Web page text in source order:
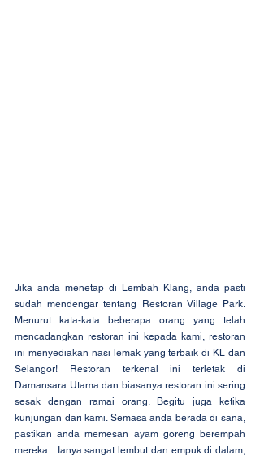
Jika anda menetap di Lembah Klang, anda pasti
sudah mendengar tentang Restoran Village Park.
Menurut kata-kata beberapa orang yang telah
mencadangkan restoran ini kepada kami, restoran
ini menyediakan nasi lemak yang terbaik di KL dan
Selangor! Restoran terkenal ini terletak di
Damansara Utama dan biasanya restoran ini sering
sesak dengan ramai orang. Begitu juga ketika
kunjungan dari kami. Semasa anda berada di sana,
pastikan anda memesan ayam goreng berempah
mereka... Ianya sangat lembut dan empuk di dalam,